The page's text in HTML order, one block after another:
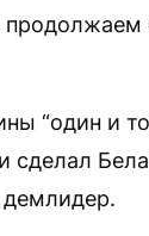
“один и
демлидер.